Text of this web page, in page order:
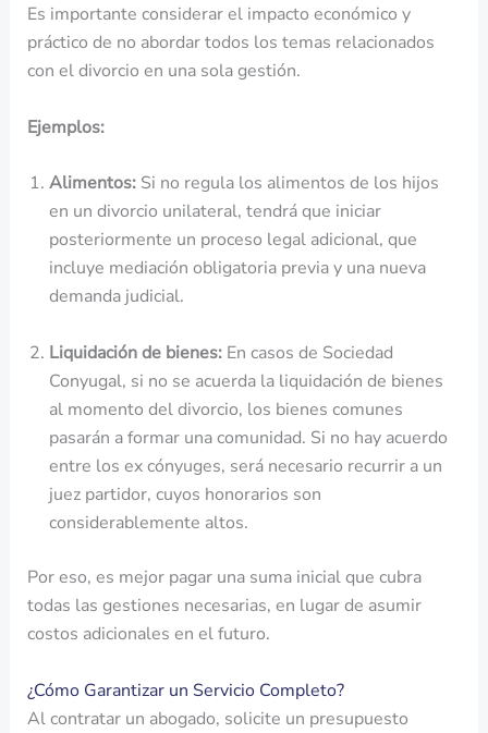
Es importante considerar el impacto económico y
práctico de no abordar todos los temas relacionados
con el divorcio en una sola gestión.
Ejemplos:
Alimentos:Si no regula los alimentos de los hijos
en un divorcio unilateral, tendrá que iniciar
posteriormente un proceso legal adicional, que
incluye mediación obligatoria previa y una nueva
demanda judicial.
Liquidación de bienes:En casos de Sociedad
Conyugal, si no se acuerda la liquidación de bienes
al momento del divorcio, los bienes comunes
pasarán a formar una comunidad. Si no hay acuerdo
entre los ex cónyuges, será necesario recurrir a un
juez partidor, cuyos honorarios son
considerablemente altos.
Por eso, es mejor pagar una suma inicial que cubra
todas las gestiones necesarias, en lugar de asumir
costos adicionales en el futuro.
¿Cómo Garantizar un Servicio Completo?
Al contratar un abogado, solicite un presupuesto